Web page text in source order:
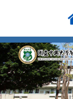
到
主
要
內